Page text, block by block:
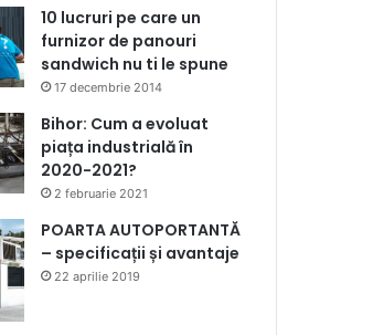
10 lucruri pe care un
furnizor de panouri
sandwich nu ti le spune
17 decembrie 2014
Bihor: Cum a evoluat
piața industrială în
2020-2021?
2 februarie 2021
POARTA AUTOPORTANTĂ
– specificații și avantaje
22 aprilie 2019